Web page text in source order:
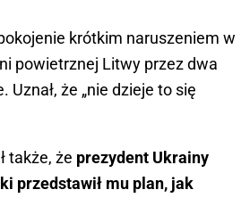
krótkim naruszeniem w
powietrznej Litwy przez dwa
że „nie dzieje to się
także, że prezydent Ukrainy
przedstawił mu plan, jak